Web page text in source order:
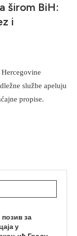
širom BiH:
i
službe apeluju
propise.
за
у